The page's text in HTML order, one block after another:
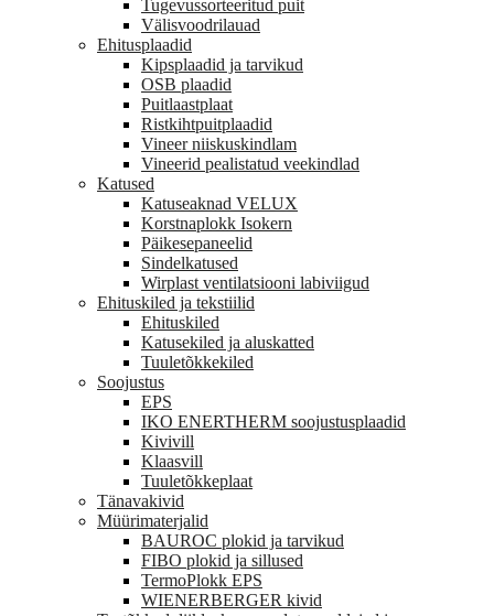
Tugevussorteeritud puit
Välisvoodrilauad
Ehitusplaadid
Kipsplaadid ja tarvikud
OSB plaadid
Puitlaastplaat
Ristkihtpuitplaadid
Vineer niiskuskindlam
Vineerid pealistatud veekindlad
Katused
Katuseaknad VELUX
Korstnaplokk Isokern
Päikesepaneelid
Sindelkatused
Wirplast ventilatsiooni labiviigud
Ehituskiled ja tekstiilid
Ehituskiled
Katusekiled ja aluskatted
Tuuletõkkekiled
Soojustus
EPS
IKO ENERTHERM soojustusplaadid
Kivivill
Klaasvill
Tuuletõkkeplaat
Tänavakivid
Müürimaterjalid
BAUROC plokid ja tarvikud
FIBO plokid ja sillused
TermoPlokk EPS
WIENERBERGER kivid